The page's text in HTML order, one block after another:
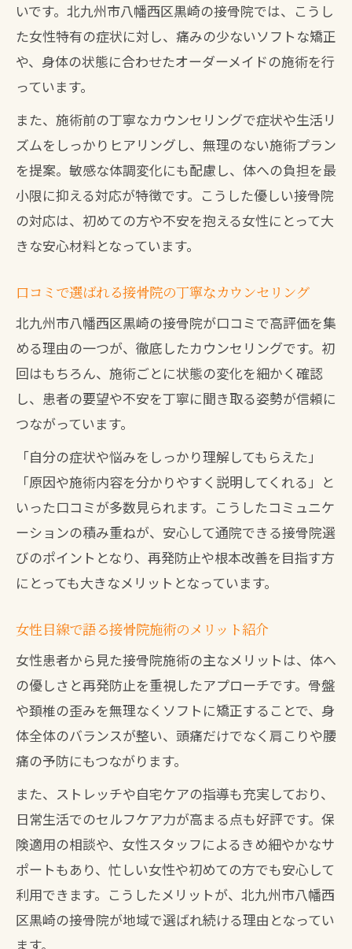
いです。北九州市八幡西区黒崎の接骨院では、こうし
た女性特有の症状に対し、痛みの少ないソフトな矯正
や、身体の状態に合わせたオーダーメイドの施術を行
っています。
また、施術前の丁寧なカウンセリングで症状や生活リ
ズムをしっかりヒアリングし、無理のない施術プラン
を提案。敏感な体調変化にも配慮し、体への負担を最
小限に抑える対応が特徴です。こうした優しい接骨院
の対応は、初めての方や不安を抱える女性にとって大
きな安心材料となっています。
口コミで選ばれる接骨院の丁寧なカウンセリング
北九州市八幡西区黒崎の接骨院が口コミで高評価を集
める理由の一つが、徹底したカウンセリングです。初
回はもちろん、施術ごとに状態の変化を細かく確認
し、患者の要望や不安を丁寧に聞き取る姿勢が信頼に
つながっています。
「自分の症状や悩みをしっかり理解してもらえた」
「原因や施術内容を分かりやすく説明してくれる」と
いった口コミが多数見られます。こうしたコミュニケ
ーションの積み重ねが、安心して通院できる接骨院選
びのポイントとなり、再発防止や根本改善を目指す方
にとっても大きなメリットとなっています。
女性目線で語る接骨院施術のメリット紹介
女性患者から見た接骨院施術の主なメリットは、体へ
の優しさと再発防止を重視したアプローチです。骨盤
や頚椎の歪みを無理なくソフトに矯正することで、身
体全体のバランスが整い、頭痛だけでなく肩こりや腰
痛の予防にもつながります。
また、ストレッチや自宅ケアの指導も充実しており、
日常生活でのセルフケア力が高まる点も好評です。保
険適用の相談や、女性スタッフによるきめ細やかなサ
ポートもあり、忙しい女性や初めての方でも安心して
利用できます。こうしたメリットが、北九州市八幡西
区黒崎の接骨院が地域で選ばれ続ける理由となってい
ます。